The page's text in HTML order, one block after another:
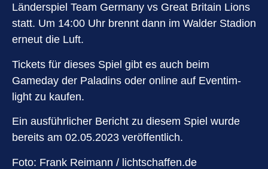
Länderspiel Team Germany vs Great Britain Lions
statt. Um 14:00 Uhr brennt dann im Walder Stadion
erneut die Luft.
Tickets für dieses Spiel gibt es auch beim
Gameday der Paladins oder online auf Eventim-
light zu kaufen.
Ein ausführlicher Bericht zu diesem Spiel wurde
bereits am 02.05.2023 veröffentlich.
Foto: Frank Reimann / lichtschaffen.de